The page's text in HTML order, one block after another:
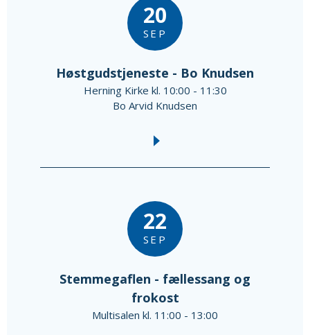
20
SEP
Høstgudstjeneste - Bo Knudsen
Herning Kirke kl. 10:00 - 11:30
Bo Arvid Knudsen
22
SEP
Stemmegaflen - fællessang og
frokost
Multisalen kl. 11:00 - 13:00